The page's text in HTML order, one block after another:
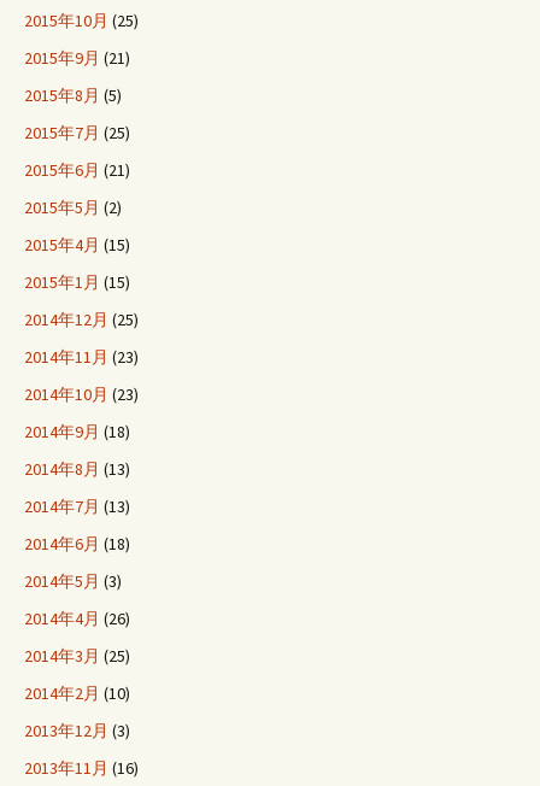
2015年10月 (25)
2015年9月 (21)
2015年8月 (5)
2015年7月 (25)
2015年6月 (21)
2015年5月 (2)
2015年4月 (15)
2015年1月 (15)
2014年12月 (25)
2014年11月 (23)
2014年10月 (23)
2014年9月 (18)
2014年8月 (13)
2014年7月 (13)
2014年6月 (18)
2014年5月 (3)
2014年4月 (26)
2014年3月 (25)
2014年2月 (10)
2013年12月 (3)
2013年11月 (16)